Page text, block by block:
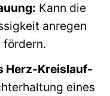
Kann die
anregen
fördern.
Herz-Kreislauf-
eines